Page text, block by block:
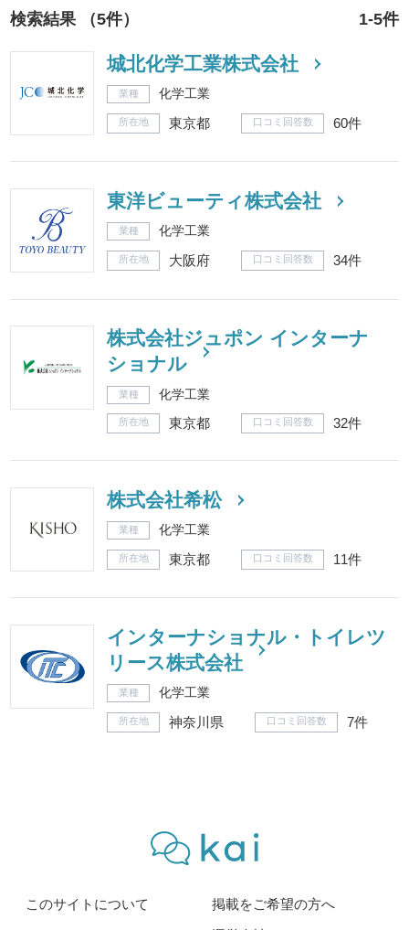
検索結果 （5件） 1-5件
城北化学工業株式会社
業種 化学工業
所在地 東京都 口コミ回答数 60件
東洋ビューティ株式会社
業種 化学工業
所在地 大阪府 口コミ回答数 34件
株式会社ジュポン インターナ
ショナル
業種 化学工業
所在地 東京都 口コミ回答数 32件
株式会社希松
業種 化学工業
所在地 東京都 口コミ回答数 11件
インターナショナル・トイレツ
リース株式会社
業種 化学工業
所在地 神奈川県 口コミ回答数 7件
このサイトについて
掲載をご希望の方へ